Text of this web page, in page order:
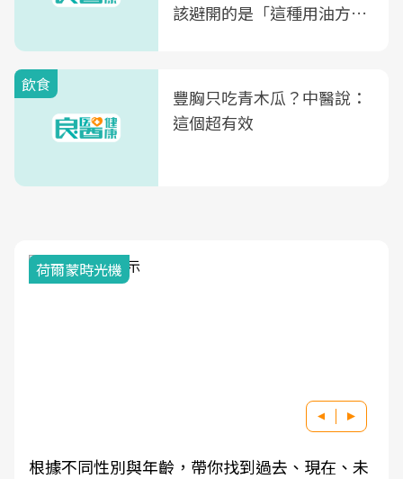
該避開的是「這種用油方
飲食
豐胸只吃青木瓜？中醫說：
這個超有效
荷爾蒙時光機
根據不同性別與年齡，帶你找到過去、現在、未